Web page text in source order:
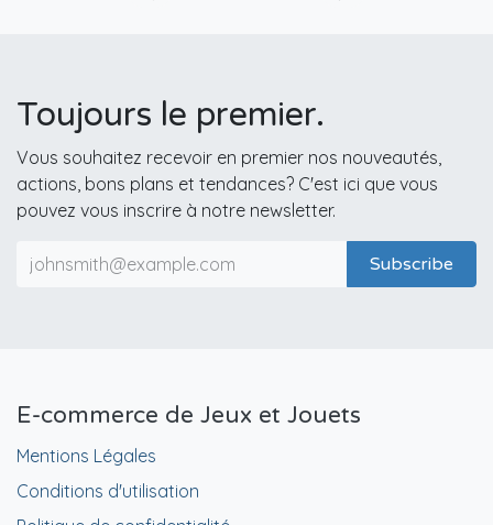
Toujours le premier.
Vous souhaitez recevoir en premier nos nouveautés,
actions, bons plans et tendances? C'est ici que vous
pouvez vous inscrire à notre newsletter.
Subscribe
E-commerce de Jeux et Jouets
Mentions Légales
Conditions d'utilisation